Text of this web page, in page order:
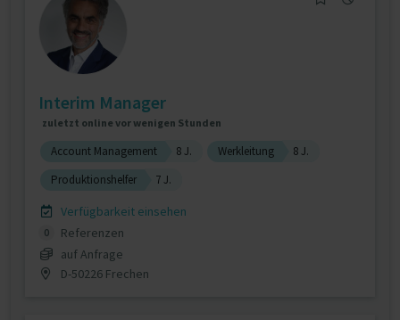
Interim Manager
zuletzt online vor wenigen Stunden
Account Management 8 J. Werkleitung
8 J.
Produktionshelfer
7 J.
Verfügbarkeit einsehen
0
Referenzen
auf Anfrage
D-50226 Frechen